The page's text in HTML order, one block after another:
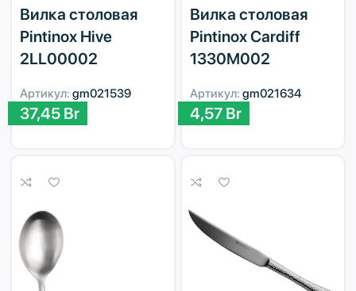
Вилка столовая
Pintinox Hive
2LL00002
Артикул: gm021539
37,45 Br
Вилка столовая
Pintinox Cardiff
1330M002
Артикул: gm021634
4,57 Br